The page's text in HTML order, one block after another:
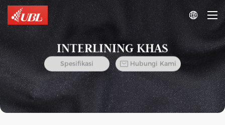

INTERLINING KHAS
Spesifikasi  Hubungi Kami